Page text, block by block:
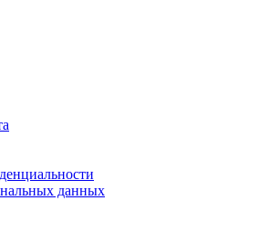
данных